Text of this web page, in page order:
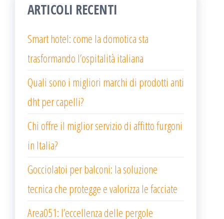
ARTICOLI RECENTI
Smart hotel: come la domotica sta
trasformando l’ospitalità italiana
Quali sono i migliori marchi di prodotti anti
dht per capelli?
Chi offre il miglior servizio di affitto furgoni
in Italia?
Gocciolatoi per balconi: la soluzione
tecnica che protegge e valorizza le facciate
Area051: l’eccellenza delle pergole